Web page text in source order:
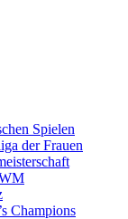
Spielen
der Frauen
Champions